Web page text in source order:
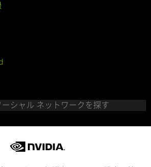
シャル ネットワークを探す